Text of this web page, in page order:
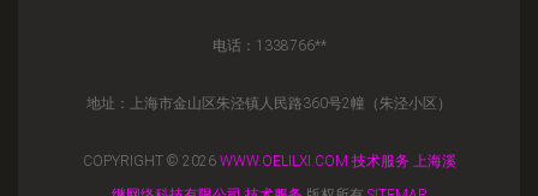
电话：1338766**
地址：上海市金山区朱泾镇人民路360号2幢（朱泾小区）
COPYRIGHT © 2026 WWW.OELILXI.COM 技术服务 上海溪